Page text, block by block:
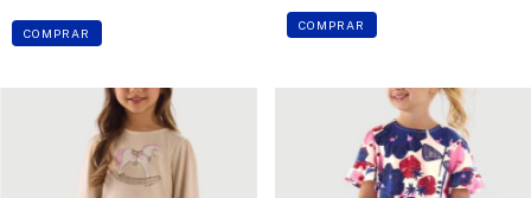
COMPRAR
COMPRAR